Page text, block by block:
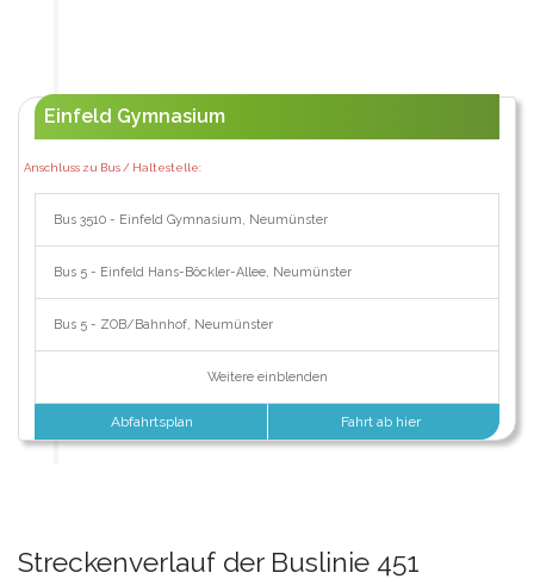
Einfeld Gymnasium
Anschluss zu Bus / Haltestelle:
Bus 3510 - Einfeld Gymnasium, Neumünster
Bus 5 - Einfeld Hans-Böckler-Allee, Neumünster
Bus 5 - ZOB/Bahnhof, Neumünster
Weitere einblenden
Abfahrtsplan Fahrt ab hier
Streckenverlauf der Buslinie 451